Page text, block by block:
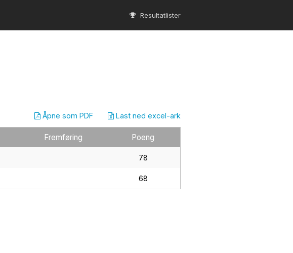
Resultatlister
Last ned excel-ark
Åpne som PDF
Fremføring Poeng
78
68